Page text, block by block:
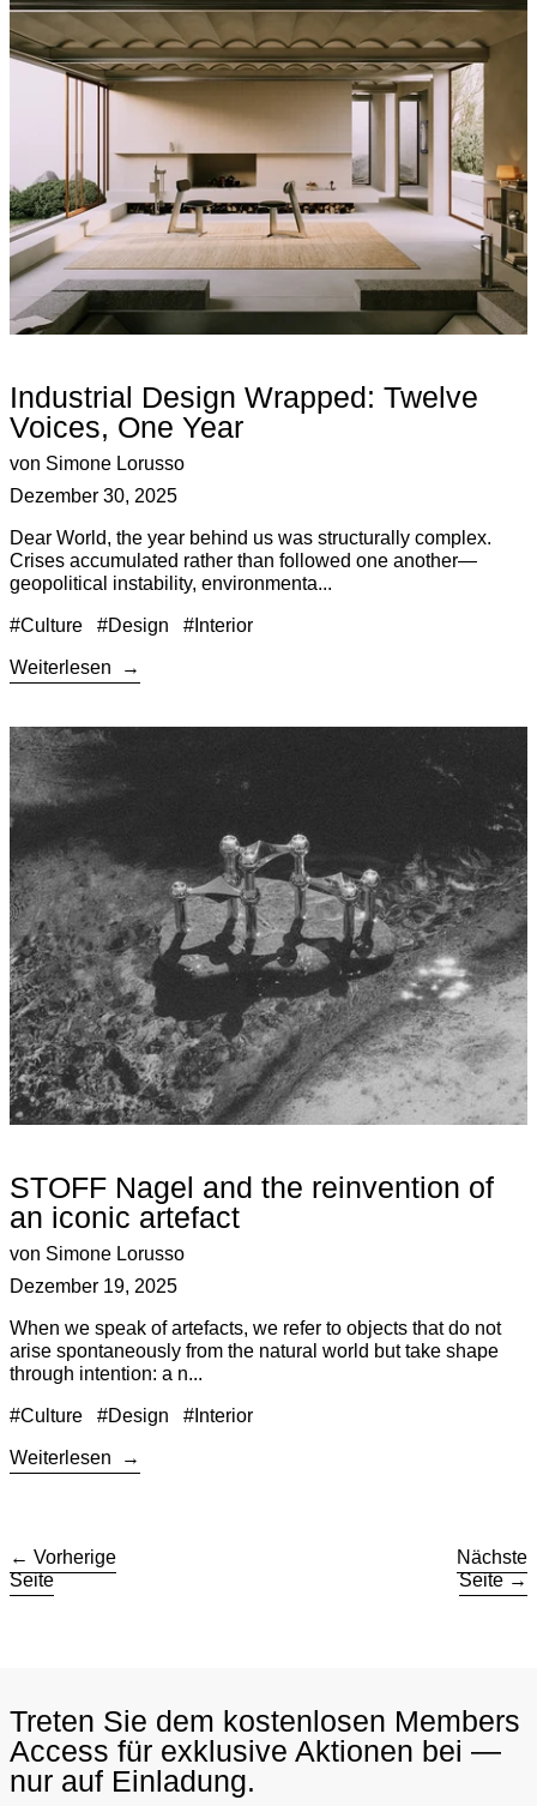
Industrial Design Wrapped: Twelve
Voices, One Year
von Simone Lorusso
Dezember 30, 2025
Dear World, the year behind us was structurally complex.
Crises accumulated rather than followed one another—
geopolitical instability, environmenta...
#Culture #Design #Interior
Weiterlesen
Weiterlesen: STOFF Nagel and the reinvention of an iconic
STOFF Nagel and the reinvention of
an iconic artefact
von Simone Lorusso
Dezember 19, 2025
When we speak of artefacts, we refer to objects that do not
arise spontaneously from the natural world but take shape
through intention: a n...
#Culture #Design #Interior
Weiterlesen
Vorherige
Seite
Nächste
Seite
Treten Sie dem kostenlosen Members
Access für exklusive Aktionen bei —
nur auf Einladung.